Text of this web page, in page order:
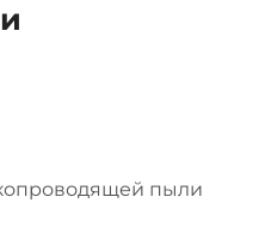
пыли